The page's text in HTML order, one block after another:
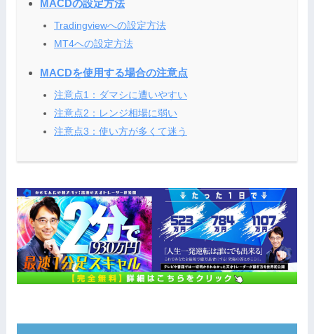
MACDの設定方法
Tradingviewへの設定方法
MT4への設定方法
MACDを使用する場合の注意点
注意点1：ダマシに遭いやすい
注意点2：レンジ相場に弱い
注意点3：使い方が多くて迷う